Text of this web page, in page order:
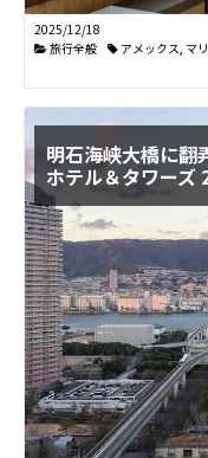
2025/12/18
旅行全般
アメックス マ
明石海峡大橋に翻
ホテル＆タワーズ